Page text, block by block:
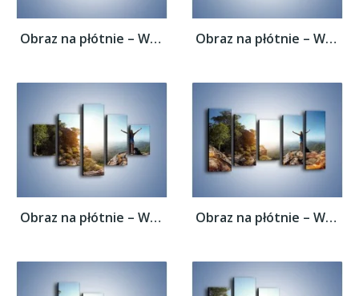
Obraz na płótnie – Wolność siła i piękno –... Obraz na płótnie – Wolność siła i piękno –...
Obraz na płótnie – Wolność siła i piękno –... Obraz na płótnie – Wolność siła i piękno –...